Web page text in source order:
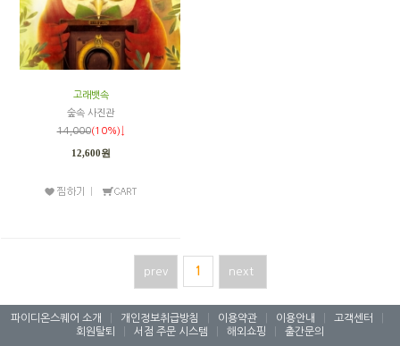
고래뱃속
숲속 사진관
14,000(10%)↓
12,600원
prev 1 next
파이디온스퀘어 소개 개인정보취급방침 이용약관 이용안내 고객센터
회원탈퇴
서점 주문 시스템 해외쇼핑 출간문의